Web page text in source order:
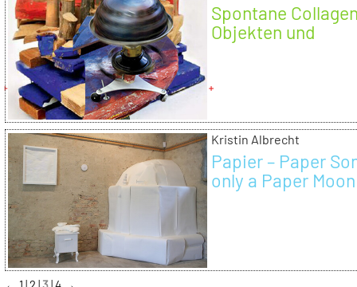
Spontane
Objekten und
Fotografien
Kristin Albrecht
Papier – Paper
only a Paper Moon